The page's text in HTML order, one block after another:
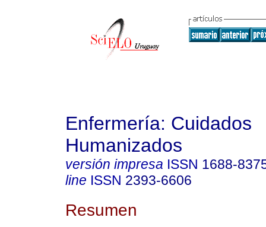
Enfermería: Cuidados
Humanizados
versión impresa ISSN 1688-
line ISSN 2393-6606
Resumen